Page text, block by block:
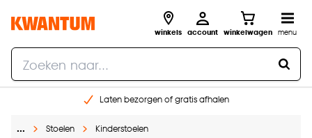
winkels account winkelwagen menu
Laten bezorgen of gratis afhalen
Gratis raam advies en opmeten aan huis
… Stoelen Kinderstoelen